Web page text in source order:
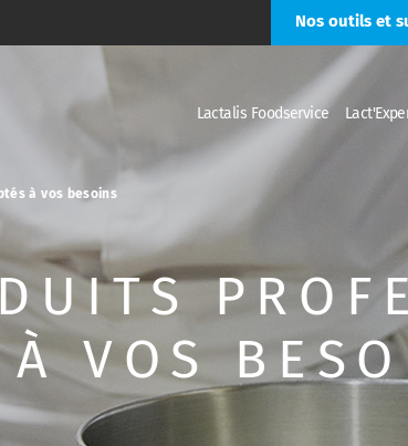
Nos outils et
Lactalis Foodservice
à vos besoins
VOS